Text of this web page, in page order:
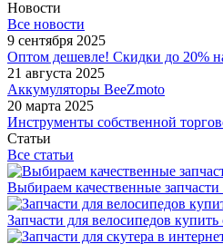
Новости
Все новости
9 сентября 2025
Оптом дешевле! Скидки до 20%
21 августа 2025
Аккумуляторы BeeZmoto
20 марта 2025
Инструменты собственной
Статьи
Все статьи
Выбираем качественные
Запчасти для велосипедов